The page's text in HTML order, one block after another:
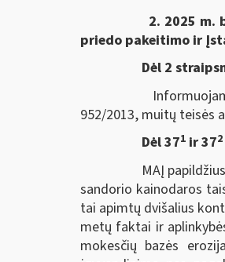
2. 2025 m.
priedo pakeitimo ir
Dėl 2
Informuojame,
952/2013, muitų teisės
Dėl 371ir 372
MAĮ papildžius
sandorio kainodaros
tai apimtų dvišalius
metų faktai ir
mokesčių bazės